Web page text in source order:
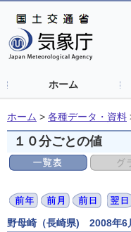
ホーム
ホーム > 各種データ・資料
１０分ごとの値
野母崎（長崎県) 2008年6